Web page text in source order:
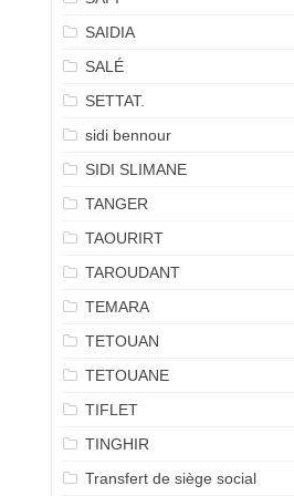
SAIDIA
SALÉ
SETTAT.
sidi bennour
SIDI SLIMANE
TANGER
TAOURIRT
TAROUDANT
TEMARA
TETOUAN
TETOUANE
TIFLET
TINGHIR
Transfert de siège social